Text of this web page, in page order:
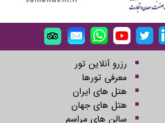
رزرو آنلاین تور
معرفی تورها
هتل های ایران
هتل های جهان
سالن های مراسم